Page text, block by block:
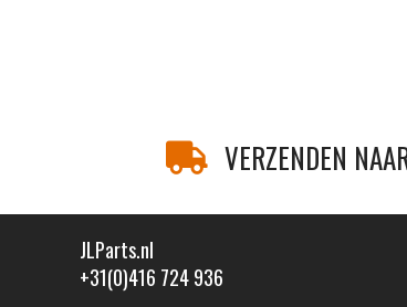
VERZENDEN
JLParts.nl
+31(0)416 724 936